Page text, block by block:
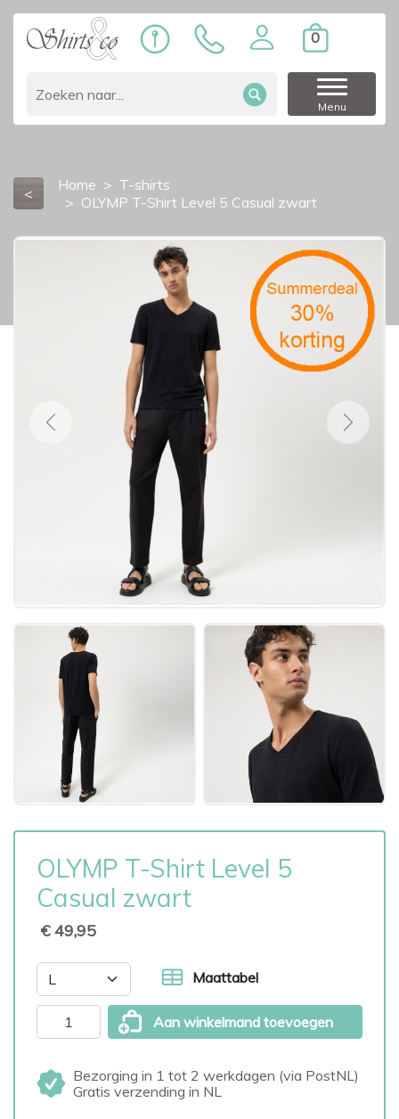
0
Menu
< Home
T-shirts
OLYMP T-Shirt Level 5 Casual zwart
Previous Next
OLYMP T-Shirt Level 5
Casual zwart
€ 49,95
Maattabel
Aan winkelmand toevoegen
Bezorging in 1 tot 2 werkdagen (via PostNL)
Gratis verzending in NL